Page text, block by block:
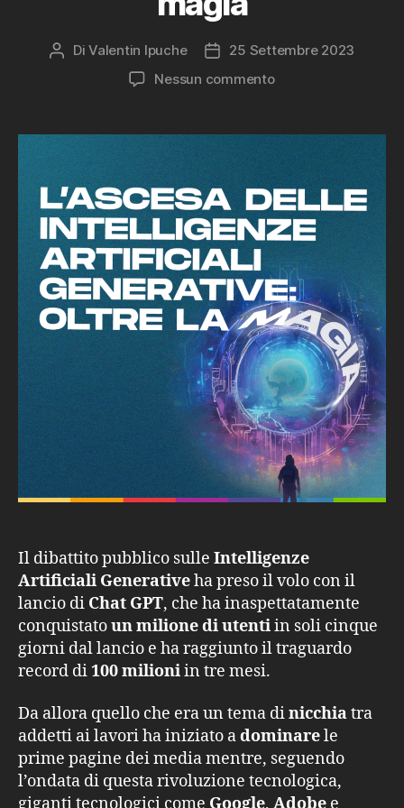
Autore
DiValentin Ipuche
Data25 Settembre 2023
Nessun commentosu
Intelligenze
Artificiali
Generative:
oltre
la
magia
Il dibattito pubblico sulle Intelligenze
Artificiali Generativeha preso il volo con il
lancio di Chat GPT, che ha inaspettatamente
conquistatoun milione di utentiin soli cinque
giorni dal lancio e ha raggiunto il traguardo
record di100 milioniin tre mesi.
Da allora quello che era un tema dinicchiatra
addetti ai lavori ha iniziato adominarele
prime pagine dei media mentre, seguendo
l’ondata di questa rivoluzione tecnologica,